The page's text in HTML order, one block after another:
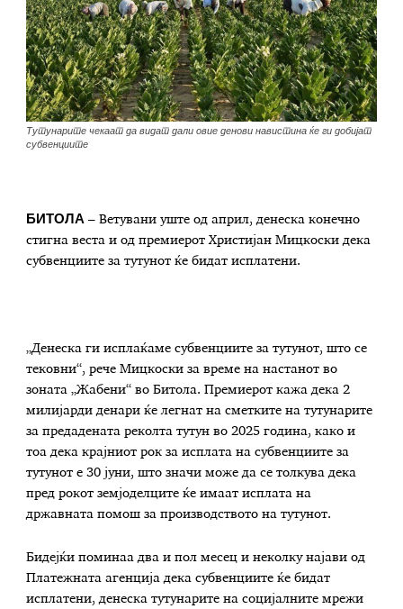
Tутунарите чекаат да видат дали овие денови навистина ќе ги добијат
субвенциите
БИТОЛА – Ветувани уште од април, денеска конечно
стигна веста и од премиерот Христијан Мицкоски дека
субвенциите за тутунот ќе бидат исплатени.
„Денеска ги исплаќаме субвенциите за тутунот, што се
тековни“, рече Мицкоски за време на настанот во
зоната „Жабени“ во Битола. Премиерот кажа дека 2
милијарди денари ќе легнат на сметките на тутунарите
за предадената реколта тутун во 2025 година, како и
тоа дека крајниот рок за исплата на субвенциите за
тутунот е 30 јуни, што значи може да се толкува дека
пред рокот земјоделците ќе имаат исплата на
државната помош за производството на тутунот.
Бидејќи поминаа два и пол месец и неколку најави од
Платежната агенција дека субвенциите ќе бидат
исплатени, денеска тутунарите на социјалните мрежи